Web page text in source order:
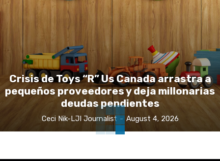
Crisis de Toys “R” Us Canada arrastra a
pequeños proveedores y deja millonarias
deudas pendientes
Ceci Nik-LJI Journalist - August 4, 2026